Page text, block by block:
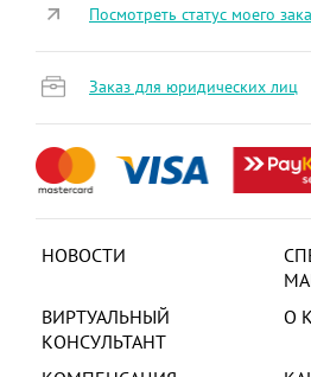
НОВОСТИ
ВИРТУАЛЬНЫЙ
КОНСУЛЬТАНТ
О
Посмотреть статус моего
Заказ для юридических лиц